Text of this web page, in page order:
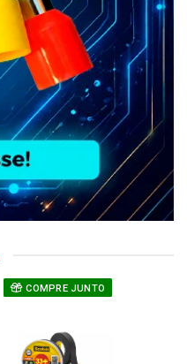
COMPRE JUNTO